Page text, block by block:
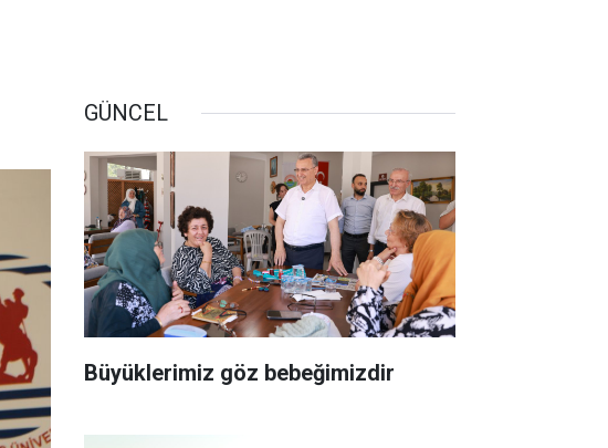
GÜNCEL
Büyüklerimiz göz bebeğimizdir